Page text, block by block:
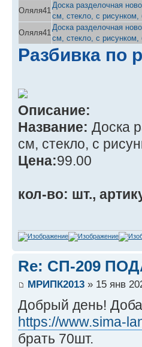
Оляля41
Доска разделочная
см, стекло, с рисунком,
Оляля41
Доска разделочная
см, стекло, с рисунком,
Разбивка по
Описание:
Название: Доска
см, стекло, с
Цена:99.00
кол-во: шт.,
Re: СП-209
МРИПК2013 » 15 янв
Добрый день!
https://www.sima-
брать 70шт.